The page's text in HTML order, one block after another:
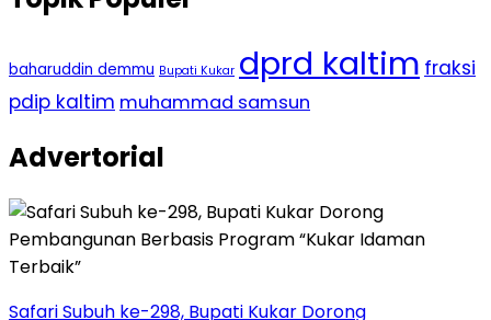
baharuddin demmu Bupati Kukar dprd kaltim fraksi
pdip kaltim muhammad samsun
Advertorial
Safari Subuh ke-298, Bupati Kukar Dorong